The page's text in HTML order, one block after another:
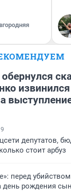
депутатов,
стоит арбуз
перед
день рождения